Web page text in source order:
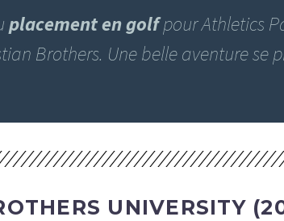
placement en golfpour Athletics
Brothers. Une belle aventure se
UNIVERSITY